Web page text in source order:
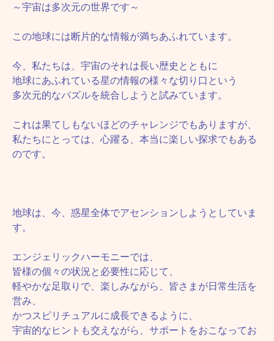
～宇宙は多次元の世界です～
この地球には断片的な情報が満ちあふれています。
今、私たちは、宇宙のそれは長い歴史とともに
地球にあふれている星の情報の様々な切り口という
多次元的なパズルを統合しようと試みています。
これは果てしもないほどのチャレンジでもありますが、
私たちにとっては、心躍る、本当に楽しい探求でもある
のです。
地球は、今、惑星全体でアセンションしようとしていま
す。
エンジェリックハーモニーでは、
皆様の個々の状況と必要性に応じて、
軽やかな足取りで、楽しみながら、皆さまが日常生活を
営み、
かつスピリチュアルに成長できるように、
宇宙的なヒントも交えながら、サポートをおこなってお